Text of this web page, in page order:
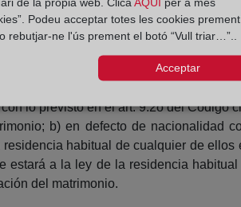
deben responder a las
lo previsto en el art. 9.2o del Código
b) en defecto de nacionalidad
habitual de cualquier de ellos
a la ley de la residencia
del matrimonio.
Podeu acceptar totes les cookies
rebutjar-ne l'ús prement el botó “Vull triar…”..
Acceptar